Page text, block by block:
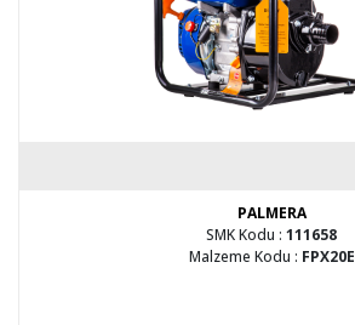
PALMERA
SMK Kodu : 111658
Malzeme Kodu : FPX20E